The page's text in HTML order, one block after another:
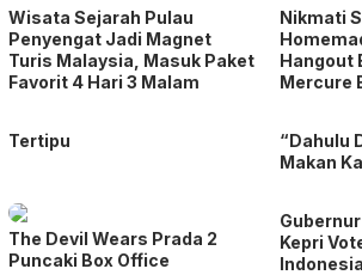
Wisata Sejarah Pulau
Penyengat Jadi Magnet
Turis Malaysia, Masuk Paket
Favorit 4 Hari 3 Malam
Nikmati
Hangout
Mercure
Tertipu
“Dahulu
Makan
The Devil Wears Prada 2
Puncaki Box Office
Kepri